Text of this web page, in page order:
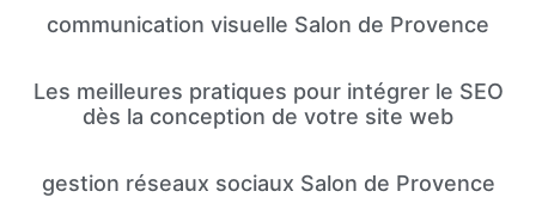
communication visuelle Salon de Provence
Les meilleures pratiques pour intégrer le SEO
dès la conception de votre site web
gestion réseaux sociaux Salon de Provence